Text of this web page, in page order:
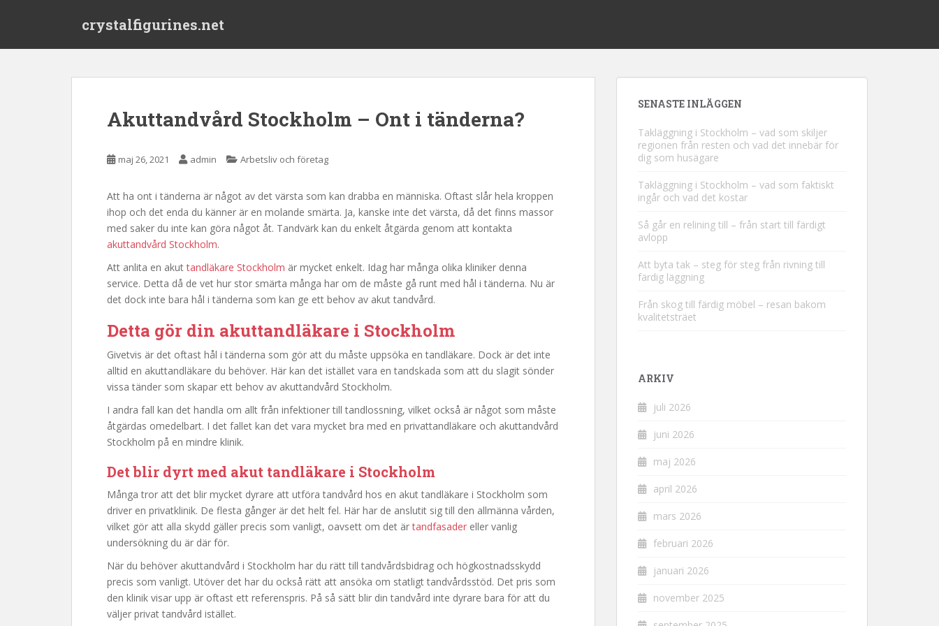
crystalfigurines.net
Akuttandvård Stockholm – Ont i tänderna?
maj 26, 2021 admin Arbetsliv och företag
Att ha ont i tänderna är något av det värsta som kan drabba en människa. Oftast slår hela kroppen
ihop och det enda du känner är en molande smärta. Ja, kanske inte det värsta, då det finns massor
med saker du inte kan göra något åt. Tandvärk kan du enkelt åtgärda genom att kontakta
akuttandvård Stockholm.
Att anlita en akuttandläkare Stockholm är mycket enkelt. Idag har många olika kliniker denna
service. Detta då de vet hur stor smärta många har om de måste gå runt med hål i tänderna. Nu är
det dock inte bara hål i tänderna som kan ge ett behov av akut tandvård.
Detta gör din akuttandläkare i Stockholm
Givetvis är det oftast hål i tänderna som gör att du måste uppsöka en tandläkare. Dock är det inte
alltid en akuttandläkare du behöver. Här kan det istället vara en tandskada som att du slagit sönder
vissa tänder som skapar ett behov av akuttandvård Stockholm.
I andra fall kan det handla om allt från infektioner till tandlossning, vilket också är något som måste
åtgärdas omedelbart. I det fallet kan det vara mycket bra med en privattandläkare och akuttandvård
Stockholm på en mindre klinik.
Det blir dyrt med akut tandläkare i Stockholm
Många tror att det blir mycket dyrare att utföra tandvård hos en akut tandläkare i Stockholm som
driver en privatklinik. De flesta gånger är det helt fel. Här har de anslutit sig till den allmänna vården,
vilket gör att alla skydd gäller precis som vanligt, oavsett om det ärtandfasader eller vanlig
undersökning du är där för.
När du behöver akuttandvård i Stockholm har du rätt till tandvårdsbidrag och högkostnadsskydd
precis som vanligt. Utöver det har du också rätt att ansöka om statligt tandvårdsstöd. Det pris som
den klinik visar upp är oftast ett referenspris. På så sätt blir din tandvård inte dyrare bara för att du
väljer privat tandvård istället.
SENASTE INLÄGGEN
Takläggning i Stockholm – vad som skiljer
regionen från resten och vad det innebär för
dig som husägare
Takläggning i Stockholm – vad som faktiskt
ingår och vad det kostar
Så går en relining till – från start till färdigt
avlopp
Att byta tak – steg för steg från rivning till
färdig läggning
Från skog till färdig möbel – resan bakom
kvalitetsträet
ARKIV
juli 2026
juni 2026
maj 2026
april 2026
mars 2026
februari 2026
januari 2026
november 2025